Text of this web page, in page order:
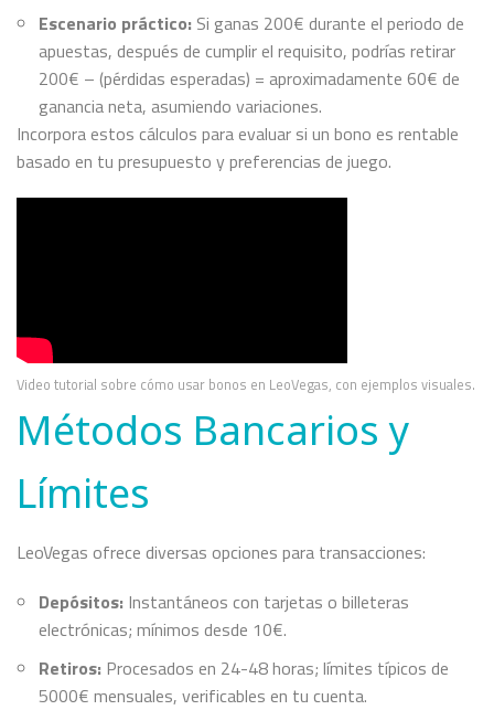
Escenario práctico: Si ganas 200€ durante el periodo de
apuestas, después de cumplir el requisito, podrías retirar
200€ – (pérdidas esperadas) = aproximadamente 60€ de
ganancia neta, asumiendo variaciones.
Incorpora estos cálculos para evaluar si un bono es rentable
basado en tu presupuesto y preferencias de juego.
Video tutorial sobre cómo usar bonos en LeoVegas, con ejemplos visuales.
Métodos Bancarios y
Límites
LeoVegas ofrece diversas opciones para transacciones:
Depósitos: Instantáneos con tarjetas o billeteras
electrónicas; mínimos desde 10€.
Retiros: Procesados en 24-48 horas; límites típicos de
5000€ mensuales, verificables en tu cuenta.